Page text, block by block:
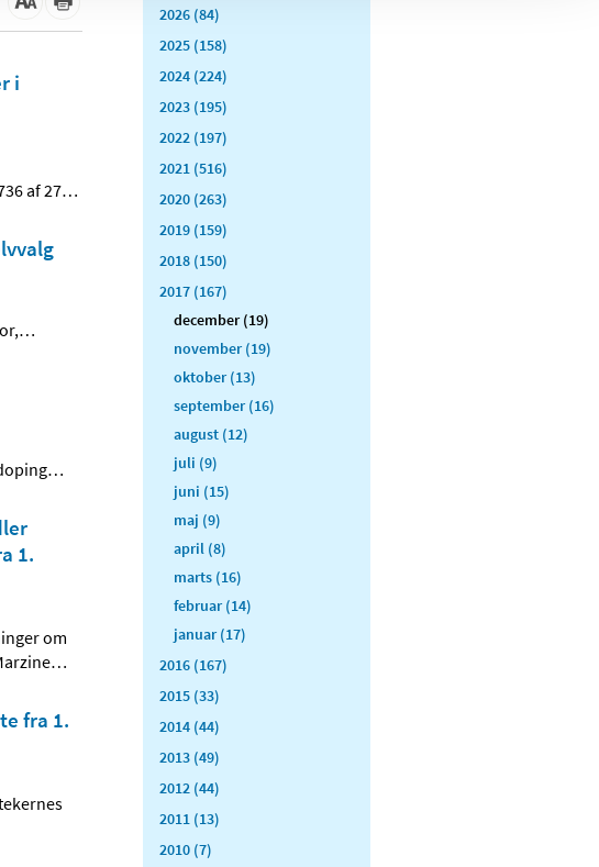
i
af 27…
…
…
1.
om
…
fra 1.
2026 (84)
2025 (158)
2024 (224)
2023 (195)
2022 (197)
2021 (516)
2020 (263)
2019 (159)
2018 (150)
2017 (167)
december (19)
november (19)
oktober (13)
september (16)
august (12)
juli (9)
juni (15)
maj (9)
april (8)
marts (16)
februar (14)
januar (17)
2016 (167)
2015 (33)
2014 (44)
2013 (49)
2012 (44)
2011 (13)
2010 (7)